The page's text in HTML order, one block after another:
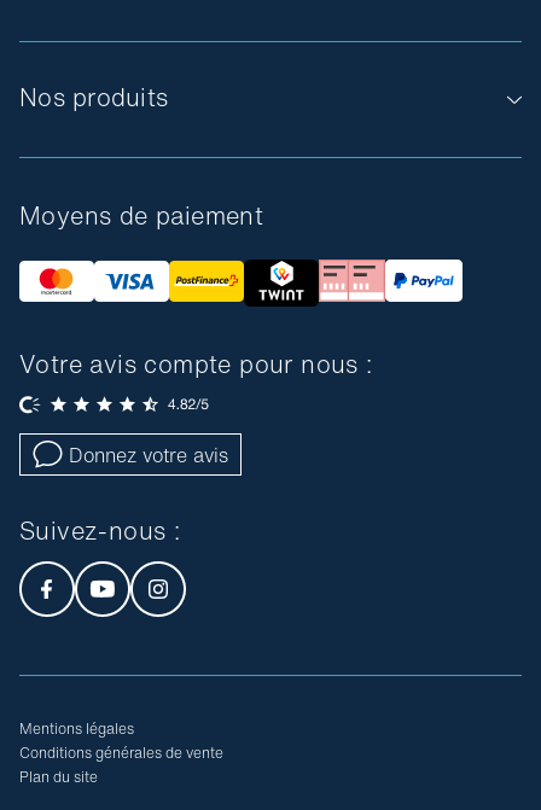
Nos produits
Moyens de paiement
Votre avis compte pour nous :
Donnez votre avis
Suivez-nous :
Mentions légales
Conditions générales de vente
Plan du site